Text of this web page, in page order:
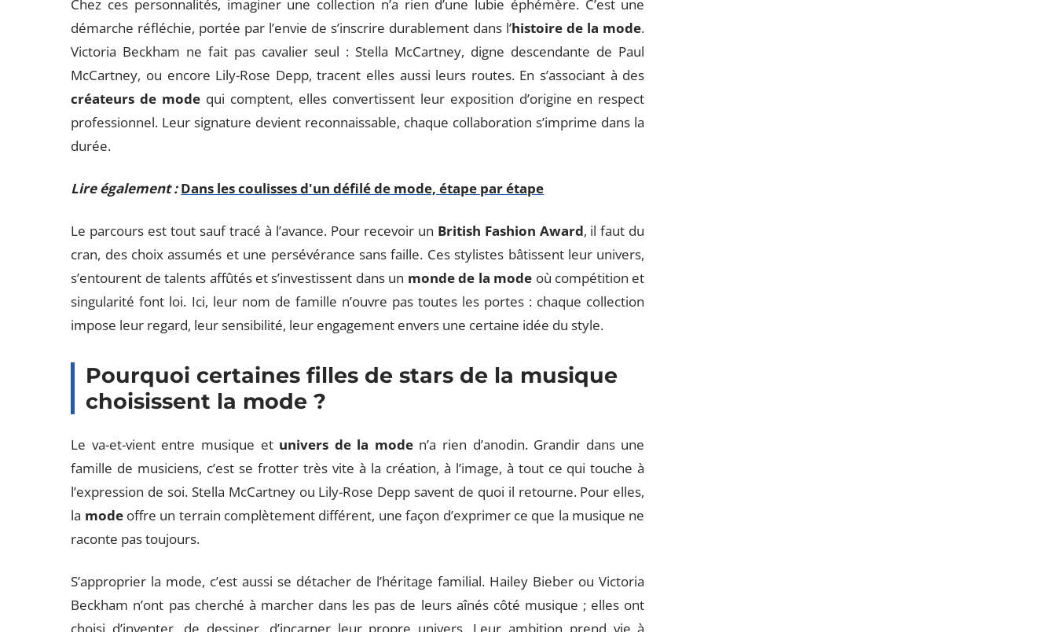
Chez ces personnalités, imaginer une collection n’a rien d’une lubie éphémère. C’est une
démarche réfléchie, portée par l’envie de s’inscrire durablement dans l’histoire de la mode.
Victoria Beckham ne fait pas cavalier seul : Stella McCartney, digne descendante de Paul
McCartney, ou encore Lily-Rose Depp, tracent elles aussi leurs routes. En s’associant à des
créateurs de mode qui comptent, elles convertissent leur exposition d’origine en respect
professionnel. Leur signature devient reconnaissable, chaque collaboration s’imprime dans la
durée.
Lire également : Dans les coulisses d'un défilé de mode, étape par étape
Le parcours est tout sauf tracé à l’avance. Pour recevoir un British Fashion Award, il faut du
cran, des choix assumés et une persévérance sans faille. Ces stylistes bâtissent leur univers,
s’entourent de talents affûtés et s’investissent dans un monde de la mode où compétition et
singularité font loi. Ici, leur nom de famille n’ouvre pas toutes les portes : chaque collection
impose leur regard, leur sensibilité, leur engagement envers une certaine idée du style.
Pourquoi certaines filles de stars de la musique
choisissent la mode ?
Le va-et-vient entre musique et univers de la moden’a rien d’anodin. Grandir dans une
famille de musiciens, c’est se frotter très vite à la création, à l’image, à tout ce qui touche à
l’expression de soi. Stella McCartney ou Lily-Rose Depp savent de quoi il retourne. Pour elles,
la modeoffre un terrain complètement différent, une façon d’exprimer ce que la musique ne
raconte pas toujours.
S’approprier la mode, c’est aussi se détacher de l’héritage familial. Hailey Bieber ou Victoria
Beckham n’ont pas cherché à marcher dans les pas de leurs aînés côté musique ; elles ont